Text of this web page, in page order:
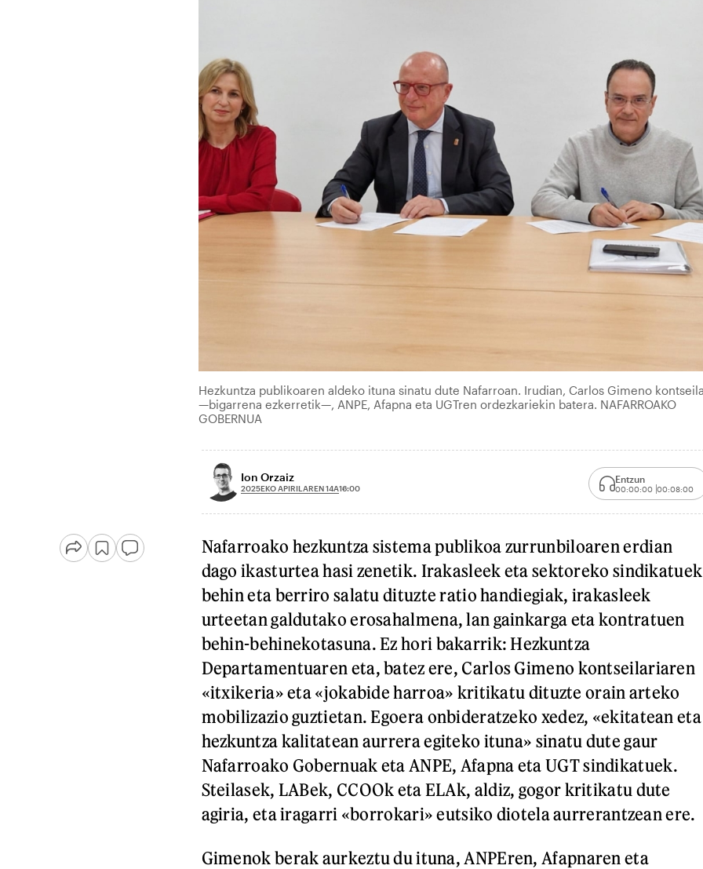
Hezkuntza publikoaren aldeko ituna sinatu dute Nafarroan. Irudian, Carlos Gimeno
—bigarrena ezkerretik—, ANPE, Afapna eta UGTren ordezkariekin batera. NAFARROAKO
GOBERNUA
Ion Orzaiz
2025EKO APIRILAREN 14A16:00
Entzun
00:00:00 00:08:00
Nafarroako hezkuntza sistema publikoa zurrunbiloaren erdian
dago ikasturtea hasi zenetik. Irakasleek eta sektoreko sindikatuek
behin eta berriro salatu dituzte ratio handiegiak, irakasleek
urteetan galdutako erosahalmena, lan gainkarga eta kontratuen
behin-behinekotasuna. Ez hori bakarrik: Hezkuntza
Departamentuaren eta, batez ere, Carlos Gimeno kontseilariaren
«itxikeria» eta «jokabide harroa» kritikatu dituzte orain arteko
mobilizazio guztietan. Egoera onbideratzeko xedez, «ekitatean eta
hezkuntza kalitatean aurrera egiteko ituna» sinatu dute gaur
Nafarroako Gobernuak eta ANPE, Afapna eta UGT sindikatuek.
Steilasek, LABek, CCOOk eta ELAk, aldiz, gogor kritikatu dute
agiria, eta iragarri «borrokari» eutsiko diotela aurrerantzean ere.
Gimenok berak aurkeztu du ituna, ANPEren, Afapnaren eta